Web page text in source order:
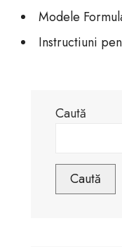
Modele
Instructiuni
Caută
Caută